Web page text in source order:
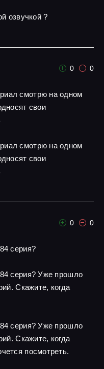
озвучкой ?
0 0
смотрю на одном
свои
смотрю на одном
свои
0 0
серия?
серия? Уже прошло
Скажите, когда
серия? Уже прошло
Скажите, когда
посмотреть.